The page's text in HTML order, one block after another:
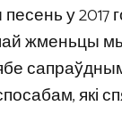
песень у
жменьцы
які